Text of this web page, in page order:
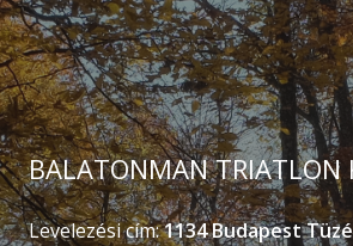
BALATONMAN TRIATLON
Levelezési cím:1134 Budapest